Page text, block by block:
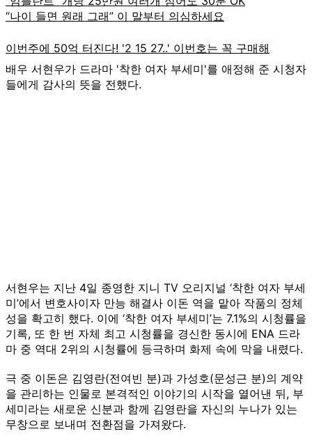
배우 서현우가 드라마 '착한 여자 부세미'를 애정해 준 시청자
들에게 감사의 뜻을 전했다.
서현우는 지난 4일 종영한 지니 TV 오리지널 ‘착한 여자 부세
미’에서 변호사이자 만능 해결사 이돈 역을 맡아 작품의 정체
성을 확고히 했다. 이에 ‘착한 여자 부세미’는 7.1%의 시청률을
기록, 또 한 번 자체 최고 시청률을 경신한 동시에 ENA 드라
마 중 역대 2위의 시청률에 등극하며 화제 속에 막을 내렸다.
극 중 이돈은 김영란(전여빈 분)과 가성호(문성근 분)의 계약
을 관리하는 인물로 본격적인 이야기의 시작을 열어낸 뒤, 부
세미라는 새로운 신분과 함께 김영란을 자신의 누나가 있는
무창으로 보내며 전환점을 가져왔다.